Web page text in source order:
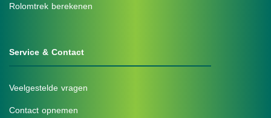
Rolomtrek berekenen
Service & Contact
Veelgestelde vragen
Contact opnemen